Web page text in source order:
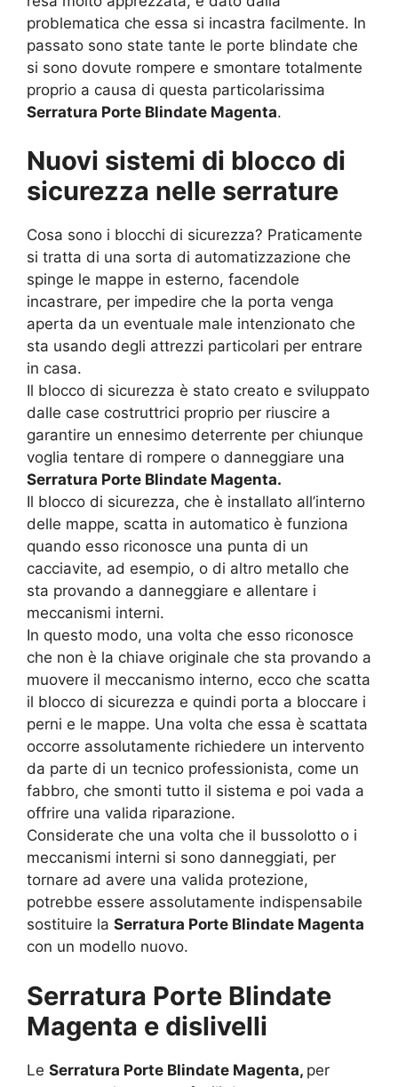
problematica che essa si incastra facilmente. In
passato sono state tante le porte blindate che
si sono dovute rompere e smontare totalmente
proprio a causa di questa particolarissima
Serratura Porte Blindate Magenta.
Nuovi sistemi di blocco di
sicurezza nelle serrature
Cosa sono i blocchi di sicurezza? Praticamente
si tratta di una sorta di automatizzazione che
spinge le mappe in esterno, facendole
incastrare, per impedire che la porta venga
aperta da un eventuale male intenzionato che
sta usando degli attrezzi particolari per entrare
in casa.
Il blocco di sicurezza è stato creato e sviluppato
dalle case costruttrici proprio per riuscire a
garantire un ennesimo deterrente per chiunque
voglia tentare di rompere o danneggiare una
Serratura Porte Blindate Magenta.
Il blocco di sicurezza, che è installato all’interno
delle mappe, scatta in automatico è funziona
quando esso riconosce una punta di un
cacciavite, ad esempio, o di altro metallo che
sta provando a danneggiare e allentare i
meccanismi interni.
In questo modo, una volta che esso riconosce
che non è la chiave originale che sta provando a
muovere il meccanismo interno, ecco che scatta
il blocco di sicurezza e quindi porta a bloccare i
perni e le mappe. Una volta che essa è scattata
occorre assolutamente richiedere un intervento
da parte di un tecnico professionista, come un
fabbro, che smonti tutto il sistema e poi vada a
offrire una valida riparazione.
Considerate che una volta che il bussolotto o i
meccanismi interni si sono danneggiati, per
tornare ad avere una valida protezione,
potrebbe essere assolutamente indispensabile
sostituire la Serratura Porte Blindate Magenta
con un modello nuovo.
Serratura Porte Blindate
Magenta e dislivelli
Le Serratura Porte Blindate Magenta, per